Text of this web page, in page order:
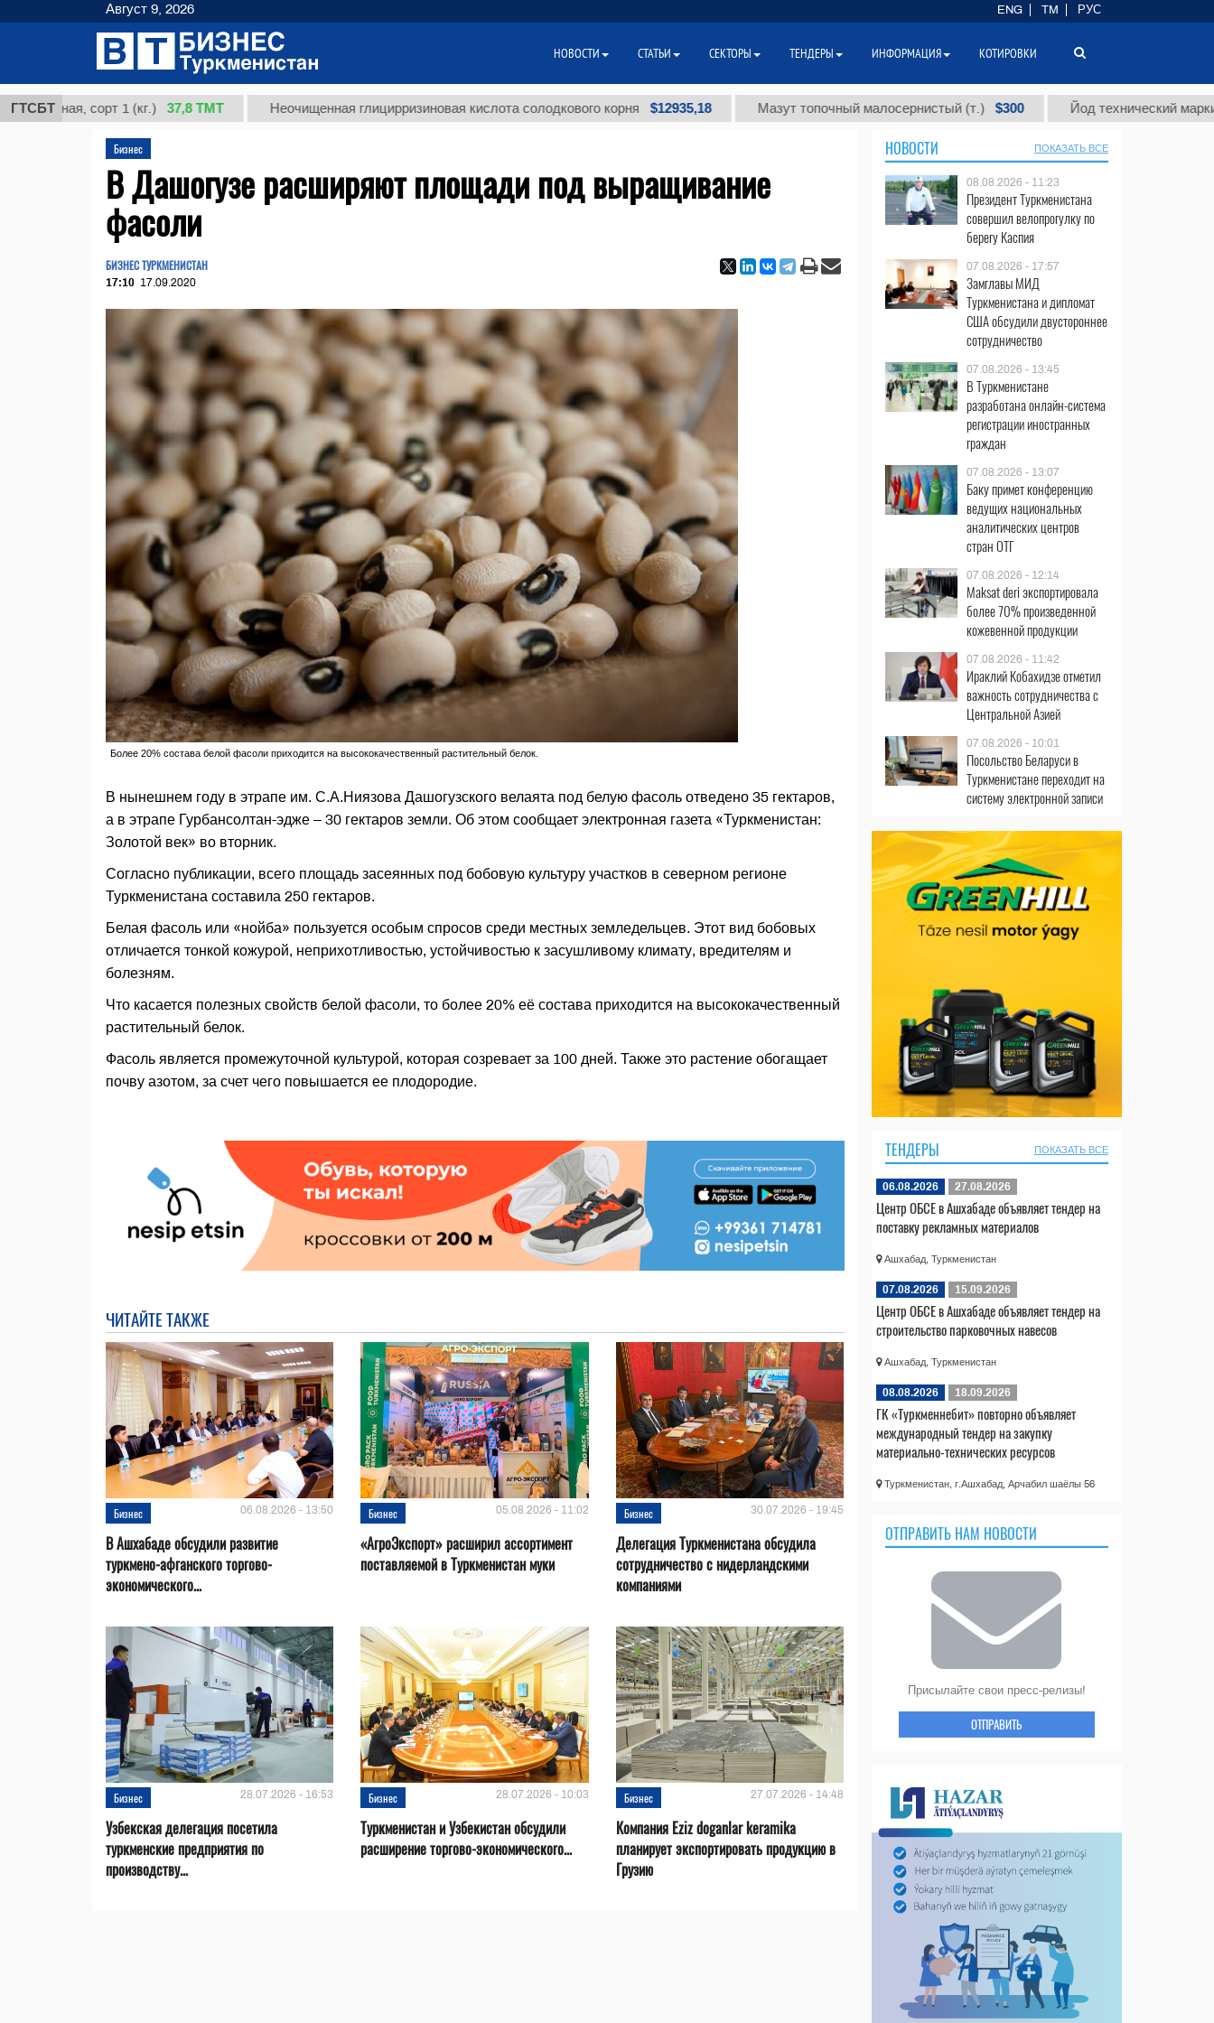
ГТСБТсорт 1 (кг.) 37,8 ТМТ Неочищенная глицирризиновая кислота солодкового корня $12935,18 Мазут топочный малосернистый (т.) $300 Йод технический марки "А" (т.)
Бизнес
В Дашогузе расширяют площади под выращивание
фасоли
БИЗНЕС ТУРКМЕНИСТАН
17:10 17.09.2020
Более 20% состава белой фасоли приходится на высококачественный растительный белок.
В нынешнем году в этрапе им. С.А.Ниязова Дашогузского велаята под белую фасоль отведено 35 гектаров,
а в этрапе Гурбансолтан-эдже – 30 гектаров земли. Об этом сообщает электронная газета «Туркменистан:
Золотой век» во вторник.
Согласно публикации, всего площадь засеянных под бобовую культуру участков в северном регионе
Туркменистана составила 250 гектаров.
Белая фасоль или «нойба» пользуется особым спросов среди местных земледельцев. Этот вид бобовых
отличается тонкой кожурой, неприхотливостью, устойчивостью к засушливому климату, вредителям и
болезням.
Что касается полезных свойств белой фасоли, то более 20% её состава приходится на высококачественный
растительный белок.
Фасоль является промежуточной культурой, которая созревает за 100 дней. Также это растение обогащает
почву азотом, за счет чего повышается ее плодородие.
ЧИТАЙТЕ ТАКЖЕ
Бизнес 06.08.2026 - 13:50
В Ашхабаде обсудили развитие
туркмено-афганского торгово-
экономического...
Бизнес 05.08.2026 - 11:02
«АгроЭкспорт» расширил ассортимент
поставляемой в Туркменистан муки
Бизнес 30.07.2026 - 19:45
Делегация Туркменистана обсудила
сотрудничество с нидерландскими
компаниями
Бизнес 28.07.2026 - 16:53
Узбекская делегация посетила
туркменские предприятия по
производству...
Бизнес 28.07.2026 - 10:03
Туркменистан и Узбекистан обсудили
расширение торгово-экономического...
Бизнес 27.07.2026 - 14:48
Компания Eziz doganlar keramika
планирует экспортировать продукцию в
Грузию
НОВОСТИ ПОКАЗАТЬ ВСЕ
08.08.2026 - 11:23
Президент Туркменистана
совершил велопрогулку по
берегу Каспия
07.08.2026 - 17:57
Замглавы МИД
Туркменистана и дипломат
США обсудили двустороннее
сотрудничество
07.08.2026 - 13:45
В Туркменистане
разработана онлайн-система
регистрации иностранных
граждан
07.08.2026 - 13:07
Баку примет конференцию
ведущих национальных
аналитических центров
стран ОТГ
07.08.2026 - 12:14
Maksat deri экспортировала
более 70% произведенной
кожевенной продукции
07.08.2026 - 11:42
Ираклий Кобахидзе отметил
важность сотрудничества с
Центральной Азией
07.08.2026 - 10:01
Посольство Беларуси в
Туркменистане переходит на
систему электронной записи
ТЕНДЕРЫ ПОКАЗАТЬ ВСЕ
06.08.2026 27.08.2026
Центр ОБСЕ в Ашхабаде объявляет тендер на
поставку рекламных материалов
Ашхабад, Туркменистан
07.08.2026 15.09.2026
Центр ОБСЕ в Ашхабаде объявляет тендер на
строительство парковочных навесов
Ашхабад, Туркменистан
08.08.2026 18.09.2026
ГК «Туркменнебит» повторно объявляет
международный тендер на закупку
материально-технических ресурсов
Туркменистан, г.Ашхабад, Арчабил шаёлы 56
ОТПРАВИТЬ НАМ НОВОСТИ
Присылайте свои пресс-релизы!
ОТПРАВИТЬ
Август 9, 2026 ENG TM РУС
НОВОСТИ СТАТЬИ СЕКТОРЫ ТЕНДЕРЫ ИНФОРМАЦИЯ КОТИРОВКИ